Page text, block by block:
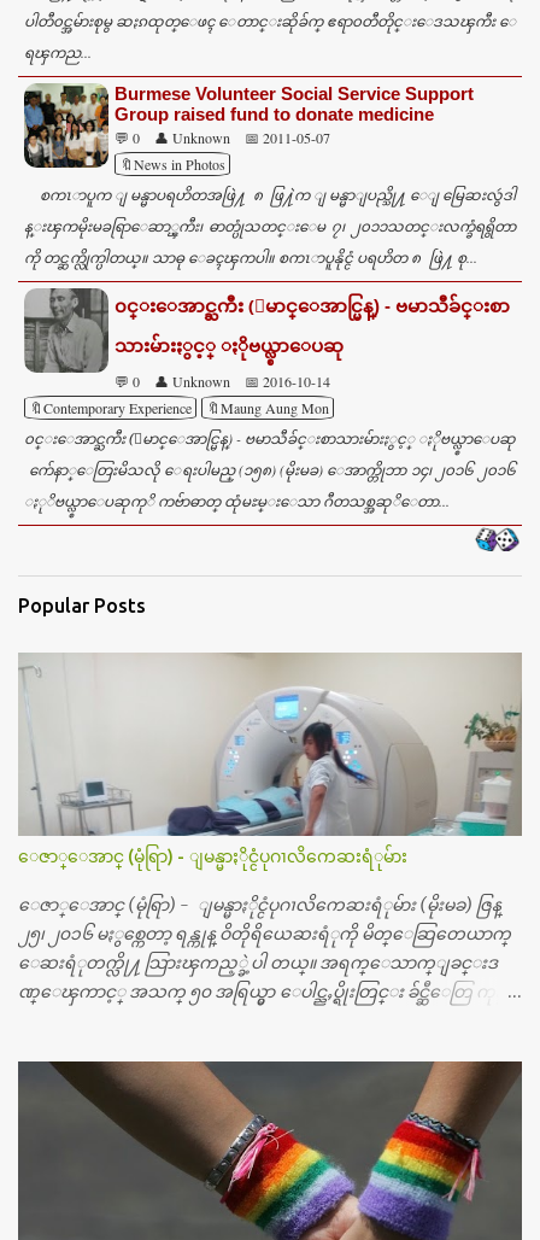
ပါတီ၀င္အမ်ားစုမွ ဆႏၵထုတ္ေဖၚ ေတာင္းဆိုခ်က္ ဧရာ၀တီတိုင္းေဒသၾကီး ေ
ရၾကည...
Burmese Volunteer Social Service Support
Group raised fund to donate medicine
💬 0 👤 Unknown
📅 2011-05-07
🔖News in Photos
စကၤာပူက ျမန္မာပရဟိတအဖြဲ႔ ၈ ဖြ႔ဲက ျမန္မာျပည္သို႔ ေျမြေဆးလွဴဒါ
န္းၾကမိုးမခရြာေဆာ္ၾကီး၊ ဓာတ္ပုံသတင္းေမ ၇၊ ၂၀၁၁သတင္းလက္ခံရရွိတာ
ကို တင္ဆက္လိုက္ပါတယ္။ သာဓု ေခၚၾကပါ။ စကၤာပူနိုင္ငံ ပရဟိတ ၈ ဖြဲ႔ စု...
၀င္းေအာင္ႀကီး (ေမာင္ေအာင္မြန္) - ဗမာသီခ်င္းစာ
သားမ်ားႏွင့္ ႏိုဗယ္လ္စာေပဆု
💬 0 👤 Unknown
📅 2016-10-14
🔖Contemporary Experience
🔖Maung Aung Mon
၀င္းေအာင္ႀကီး (ေမာင္ေအာင္မြန္) - ဗမာသီခ်င္းစာသားမ်ားႏွင့္ ႏိုဗယ္လ္စာေပဆု
က်ေနာ္ေတြးမိသလို ေရးပါမည္ (၁၅၈) (မိုးမခ) ေအာက္တိုဘာ ၁၄၊ ၂၀၁၆ ၂၀၁၆
ႏုိဗယ္လ္စာေပဆုကုိ ကဗ်ာဓာတ္ ထုံမႊမ္းေသာ ဂီတသစ္အဆုိေတာ...
Popular Posts
ေဇာ္ေအာင္ (မုံရြာ) - ျမန္မာႏိုင္ငံပုဂၢလိကေဆးရံုမ်ား
ေဇာ္ေအာင္ (မုံရြာ) - ျမန္မာႏိုင္ငံပုဂၢလိကေဆးရံုမ်ား (မိုးမခ) ဇြန္
၂၅၊ ၂၀၁၆ မႏွစ္ကေတာ့ ရန္ကုန္ ဝိတိုရိယေဆးရံုကို မိတ္ေဆြတေယာက္
ေဆးရံုတက္လို႔ သြားၾကည့္ခဲ့ပါ တယ္။ အရက္ေသာက္ျခင္းဒ
ဏ္ေၾကာင့္ အသက္ ၅၀ အရြယ္မွာ ေပါင္ညႇပ္ရိုးတြင္း ခ်င္ဆီေတြ ကုန္ခ
စၿပီး၊ အာရွေတာ္ဝင္ခြဲစိတ္ခန္းကို ငွားရမ္းခြဲစိတ္ အရိုးအစားထိုးကုပါတ
ယ္။ ေဆးစစ္၊ေဆးဝယ္၊ ခြဲစိတ္ကု၊ အရိုးအစားထိုးပစၥည္း စတဲ့စရိ
တ္ေတြနဲ႔ေဆးရံုမွာ ၂ ပတ္ေနထိုင္စရိတ္ သိန္း ၇၀ ေလာက္ ကုန္သြား
ပါတယ္။ သူငယ္ခ်င္းျဖစ္သူကို လာေတြ႔ရင္း ဟိုတယ္လို သန္႔ရွင္းသ
ပ္ရပ္တဲ့ ဝိတိုရိယေဆးရံုမွာ စီတီစကင္ နဲ႔ အမ္အာအိုင္1 စက္ခန္းကိုေ
တြ႔လို႔ေမးၾကည့္ေတာ့ တခါစမ္းရင္ က်ပ္တသိန္းေက်ာ္ က်သင့္